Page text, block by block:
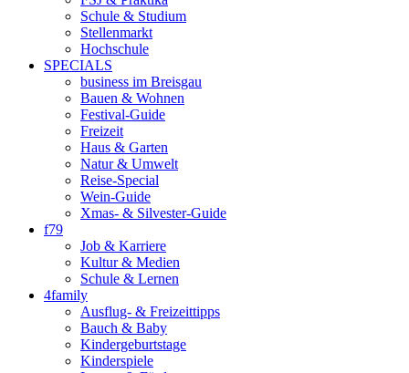
Schule & Studium
Stellenmarkt
Hochschule
SPECIALS
business im Breisgau
Bauen & Wohnen
Festival-Guide
Freizeit
Haus & Garten
Natur & Umwelt
Reise-Special
Wein-Guide
Xmas- & Silvester-Guide
f79
Job & Karriere
Kultur & Medien
Schule & Lernen
4family
Ausflug- & Freizeittipps
Bauch & Baby
Kindergeburtstage
Kinderspiele